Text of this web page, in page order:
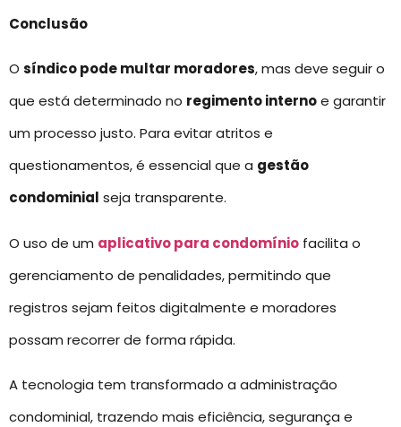
Conclusão
O síndico pode multar moradores, mas deve seguir o
que está determinado no regimento internoe garantir
um processo justo. Para evitar atritos e
questionamentos, é essencial que a gestão
condominial seja transparente.
O uso de um aplicativo para condomínio facilita o
gerenciamento de penalidades, permitindo que
registros sejam feitos digitalmente e moradores
possam recorrer de forma rápida.
A tecnologia tem transformado a administração
condominial, trazendo mais eficiência, segurança e